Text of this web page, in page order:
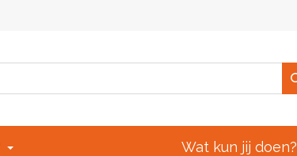
Wat kun jij doen?